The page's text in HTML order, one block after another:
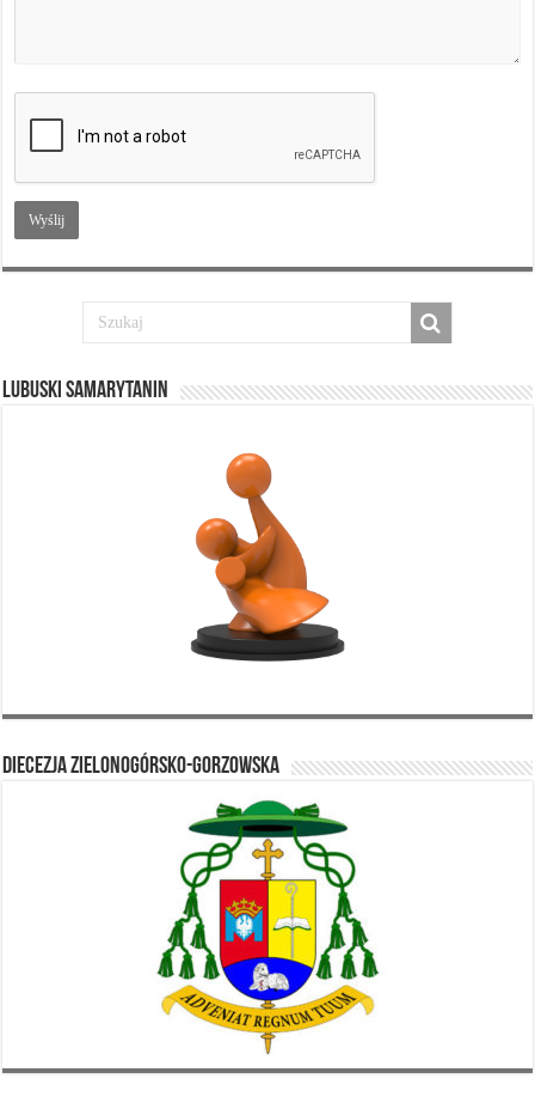
Lubuski Samarytanin
Diecezja Zielonogórsko-Gorzowska